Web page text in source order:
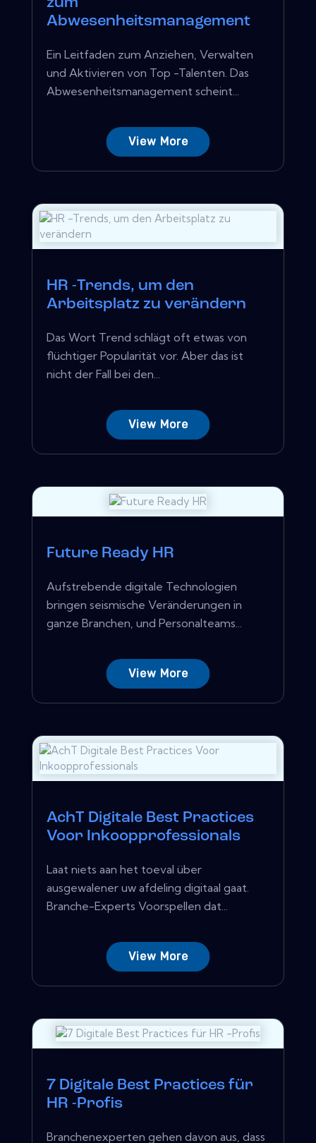
Abwesenheitsmanagement
Ein Leitfaden zum Anziehen, Verwalten
und Aktivieren von Top -Talenten. Das
Abwesenheitsmanagement scheint...
View More
HR -Trends, um den
Arbeitsplatz zu verändern
Das Wort Trend schlägt oft etwas von
flüchtiger Popularität vor. Aber das ist
nicht der Fall bei den...
View More
Future Ready HR
Aufstrebende digitale Technologien
bringen seismische Veränderungen in
ganze Branchen, und Personalteams...
View More
AchT Digitale Best Practices
Voor Inkoopprofessionals
Laat niets aan het toeval über
ausgewalener uw afdeling digitaal gaat.
Branche-Experts Voorspellen dat...
View More
7 Digitale Best Practices für
HR -Profis
Branchenexperten gehen davon aus, dass